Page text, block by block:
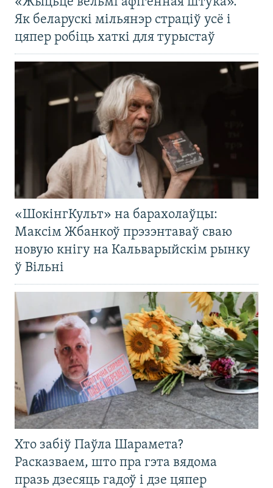
Як беларускі мільянэр страціў усё і
цяпер робіць хаткі для турыстаў
«ШокінгКульт» на барахолаўцы:
Максім Жбанкоў прэзэнтаваў сваю
новую кнігу на Кальварыйскім рынку
ў Вільні
Хто забіў Паўла Шарамета?
Расказваем, што пра гэта вядома
празь дзесяць гадоў і дзе цяпер